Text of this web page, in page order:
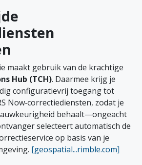
maakt gebruik van de krachtige
Hub (TCH). Daarmee krijg je
configuratievrij toegang tot
Now‑correctiediensten, zodat je
behaalt—ongeacht
selecteert automatisch de
op basis van je
[geospatial...rimble.com]